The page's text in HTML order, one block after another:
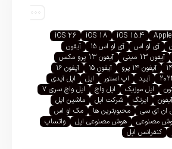
iOS 15.4
iOS 18
iOS 26
آی او اس آی او اس ۱۵
آیفون
آیفون 13 مینی
آیفون 13 پرو مکس
آیفون ۱۴ پرو آیفون ۱۵
آیفون ۱۶
آیپد اپ استور اپل
اپل آیدی
اپل موزیک اپل واچ
اپل واچ سری ۷
ایرتگ شرکت اپل
ماشین اپل
ان آی سی
محبوبترین ها
مک او اس
مصنوعی هوش مصنوعی اپل
واتساپ
کنفرانس اپل